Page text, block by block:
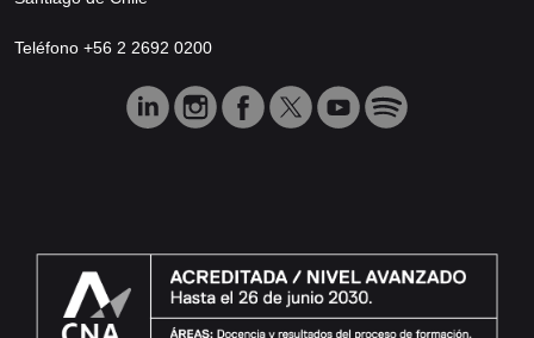
Teléfono +56 2 2692 0200